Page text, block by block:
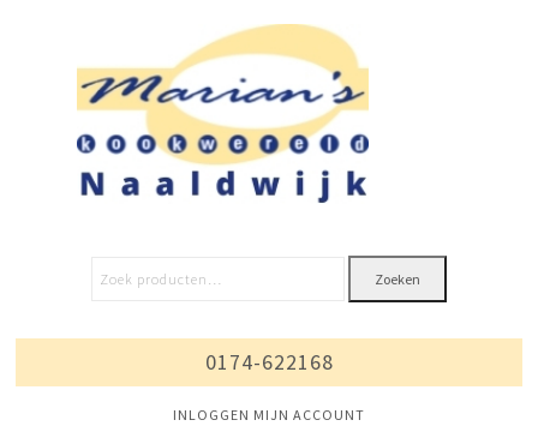
Zoeken
0174-622168
INLOGGEN MIJN ACCOUNT